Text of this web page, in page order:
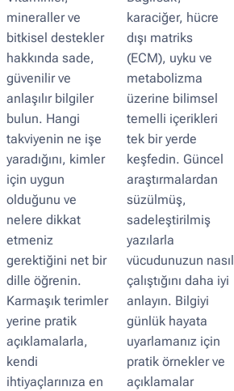
mineraller ve
bitkisel destekler
hakkında sade,
güvenilir ve
anlaşılır bilgiler
bulun. Hangi
takviyenin ne işe
yaradığını, kimler
için uygun
olduğunu ve
nelere dikkat
etmeniz
gerektiğini net bir
dille öğrenin.
Karmaşık terimler
yerine pratik
açıklamalarla,
kendi
ihtiyaçlarınıza en
karaciğer, hücre
dışı matriks
(ECM), uyku ve
metabolizma
üzerine bilimsel
temelli içerikleri
tek bir yerde
keşfedin. Güncel
araştırmalardan
süzülmüş,
sadeleştirilmiş
yazılarla
vücudunuzun nasıl
çalıştığını daha iyi
anlayın. Bilgiyi
günlük hayata
uyarlamanız için
pratik örnekler ve
açıklamalar